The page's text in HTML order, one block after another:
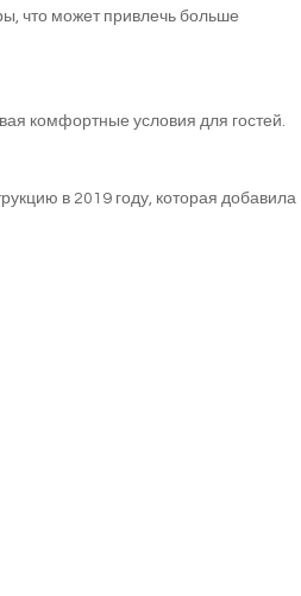
что может привлечь больше
комфортные условия для гостей.
в 2019 году, которая добавила